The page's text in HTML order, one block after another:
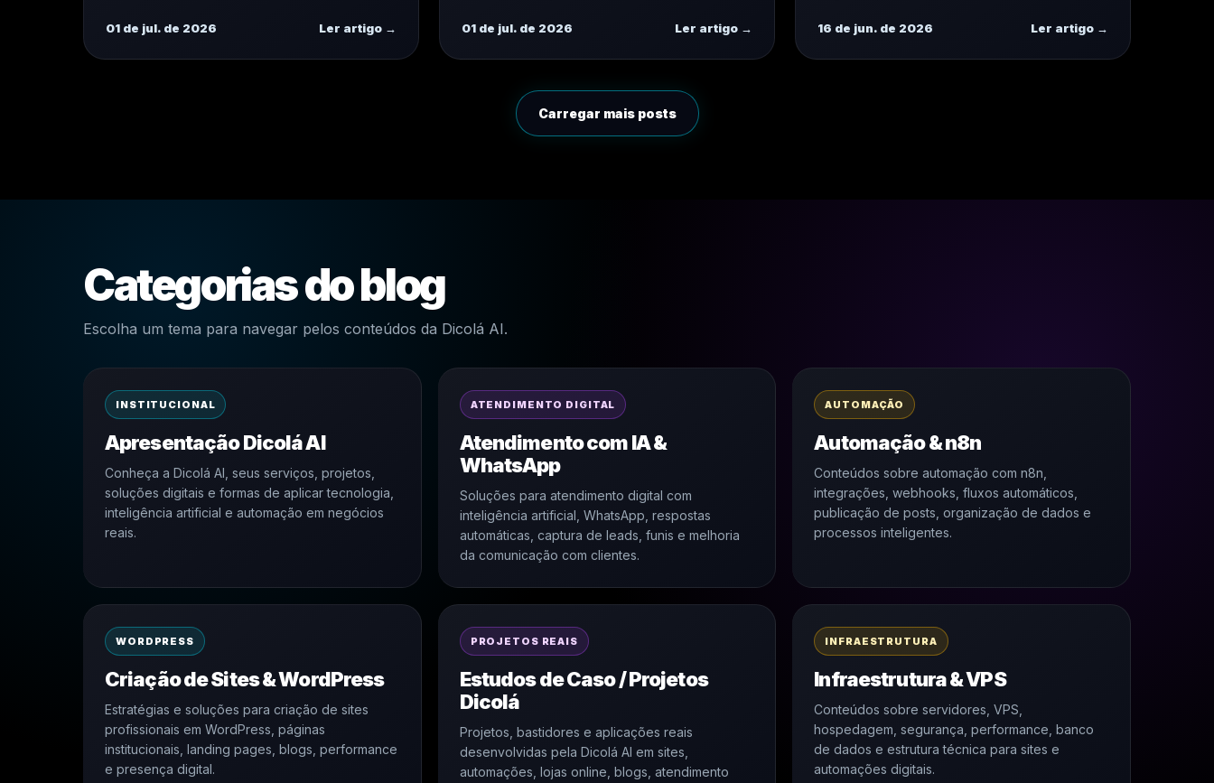
01 de jul. de 2026 Ler artigo → 01 de jul. de 2026 Ler artigo → 16 de jun. de 2026 Ler artigo →
Carregar mais posts
Categorias do blog
Escolha um tema para navegar pelos conteúdos da Dicolá AI.
INSTITUCIONAL
Apresentação Dicolá AI
Conheça a Dicolá AI, seus serviços, projetos,
soluções digitais e formas de aplicar tecnologia,
inteligência artificial e automação em negócios
reais.
ATENDIMENTO DIGITAL
Atendimento com IA &
WhatsApp
Soluções para atendimento digital com
inteligência artificial, WhatsApp, respostas
automáticas, captura de leads, funis e melhoria
da comunicação com clientes.
AUTOMAÇÃO
Automação & n8n
Conteúdos sobre automação com n8n,
integrações, webhooks, fluxos automáticos,
publicação de posts, organização de dados e
processos inteligentes.
WORDPRESS
Criação de Sites & WordPress
Estratégias e soluções para criação de sites
profissionais em WordPress, páginas
institucionais, landing pages, blogs, performance
e presença digital.
PROJETOS REAIS
Estudos de Caso / Projetos
Dicolá
Projetos, bastidores e aplicações reais
desenvolvidas pela Dicolá AI em sites,
automações, lojas online, blogs, atendimento
INFRAESTRUTURA
Infraestrutura & VPS
Conteúdos sobre servidores, VPS,
hospedagem, segurança, performance, banco
de dados e estrutura técnica para sites e
automações digitais.